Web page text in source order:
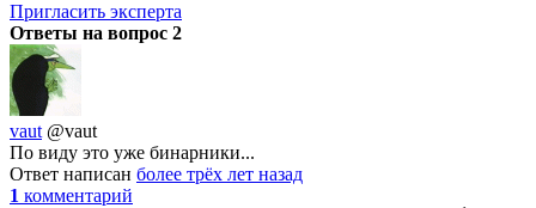
Пригласить эксперта
Ответы на вопрос 2
vaut @vaut
По виду это уже бинарники...
Ответ написан более трёх лет назад
1 комментарий